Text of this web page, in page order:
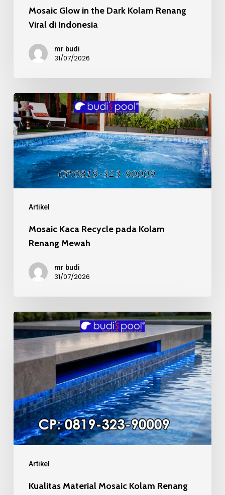
Mosaic Glow in the Dark Kolam Renang
Viral di Indonesia
mr budi
31/07/2026
Artikel
Mosaic
Kaca
Recycle
pada
Kolam
Renang
Mosaic Kaca Recycle pada Kolam
Renang Mewah
mr budi
31/07/2026
Artikel
Kualitas
Material
Mosaic
Kolam
Renang
Kualitas Material Mosaic Kolam Renang